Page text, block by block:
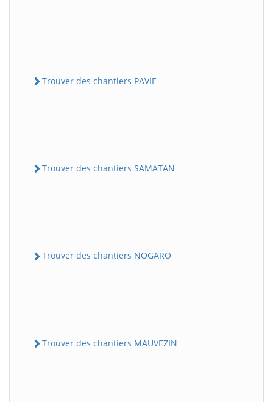
Trouver des chantiers PAVIE
Trouver des chantiers SAMATAN
Trouver des chantiers NOGARO
Trouver des chantiers MAUVEZIN